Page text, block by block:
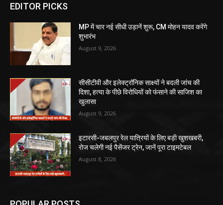
EDITOR PICKS
MP में चार नई सीधी उड़ानें शुरू, CM मोहन यादव करेंगे
शुभारंभ
August 9, 2026
सीसीटीवी और इलेक्ट्रॉनिक साक्ष्यों ने बदली जांच की
दिशा, हत्या के पीछे विरोधियों को फंसाने की साजिश का
खुलासा
August 9, 2026
इटारसी-जबलपुर रेल यात्रियों के लिए बड़ी खुशखबरी,
रोज चलेगी नई पैसेंजर ट्रेन, जानें पूरा टाइमटेबल
August 8, 2026